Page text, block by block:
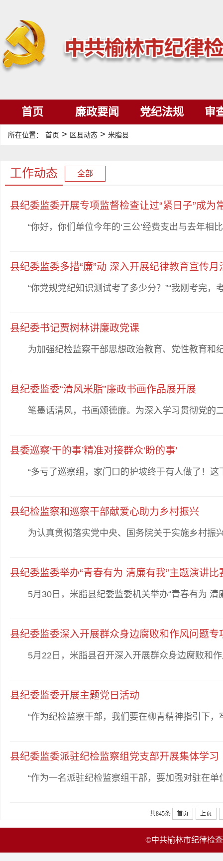
首页 廉政要闻 党纪法规 审
所在位置： 首页 > 区县动态 > 米脂县
工作动态 全部
县纪委监委开展专项监督检查让过“紧日子”成为
“你好，你们单位今年的‘三公’经费支出与去年相
县纪委监委多措“廉”动 深入开展纪律教育宣传月
“你党规党纪知识测试考了多少分？”“我刚考完，
县纪委书记贾树林讲廉政党课
为加强纪检监察干部思想政治教育、党性教育和
县纪委监委“清风米脂”廉政书画作品展开展
笔墨话清风，书画颂德廉。为深入学习贯彻党的
县委巡察‘干的事’精准对接群众‘盼的事’
“多亏了巡察组，家门口的护坡终于有人做了！这
县纪检监察和巡察干部献爱心助力乡村振兴
为认真贯彻落实党中央、国务院关于实施乡村振
县纪委监委举办“青春有为 清廉有我”主题演讲比
5月30日，米脂县纪委监委机关举办“青春有为 清
县纪委监委深入开展群众身边腐败和作风问题专
5月22日，米脂县召开深入开展群众身边腐败和作
县纪委监委开展主题党日活动
“作为纪检监察干部，我们要在柳青精神指引下，牢
县纪委监委派驻纪检监察组党支部开展集体学习
“作为一名派驻纪检监察组干部，要加强对驻在单
共845条 首页 上页
©中共榆林市纪律检